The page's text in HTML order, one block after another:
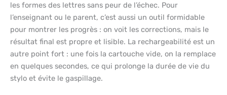
les formes des lettres sans peur de l’échec. Pour
l’enseignant ou le parent, c’est aussi un outil formidable
pour montrer les progrès : on voit les corrections, mais le
résultat final est propre et lisible. La rechargeabilité est un
autre point fort : une fois la cartouche vide, on la remplace
en quelques secondes, ce qui prolonge la durée de vie du
stylo et évite le gaspillage.